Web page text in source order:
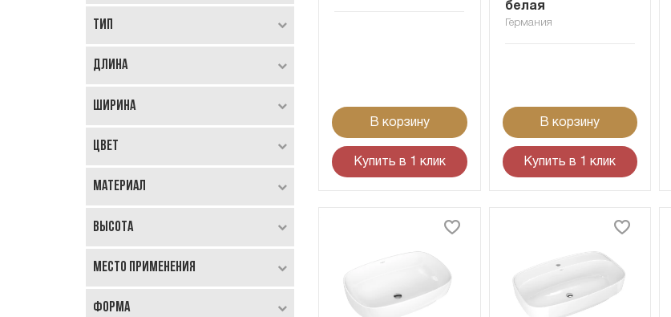
Тип
Длина
Ширина
Цвет
Материал
Высота
Место применения
Форма
В корзину
Купить в 1 клик
белая
Германия
В корзину
Купить в 1 клик